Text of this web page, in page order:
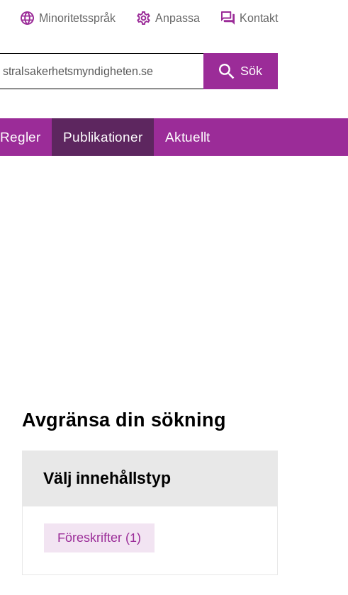
Minoritetsspråk Anpassa Kontakt
Sök
Regler Publikationer Aktuellt
Avgränsa din sökning
Välj innehållstyp
Föreskrifter (1)